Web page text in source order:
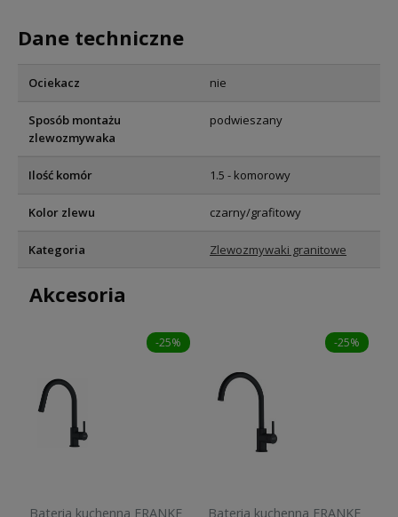
Dane techniczne
Ociekacz nie
Sposób montażu
zlewozmywaka
podwieszany
Ilość komór 1.5 - komorowy
Kolor zlewu czarny/grafitowy
Kategoria Zlewozmywaki granitowe
Akcesoria
-25%
Bateria kuchenna FRANKE
-25%
Bateria kuchenna FRANKE